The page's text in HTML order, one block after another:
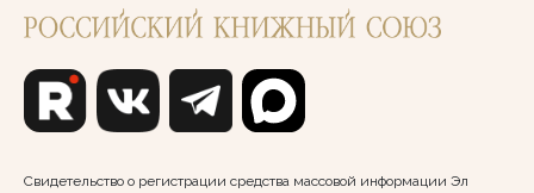
Свидетельство о регистрации средства массовой информации Эл